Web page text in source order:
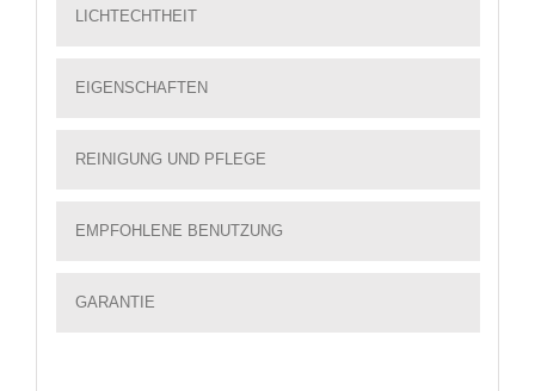
LICHTECHTHEIT
EIGENSCHAFTEN
REINIGUNG UND PFLEGE
EMPFOHLENE BENUTZUNG
GARANTIE